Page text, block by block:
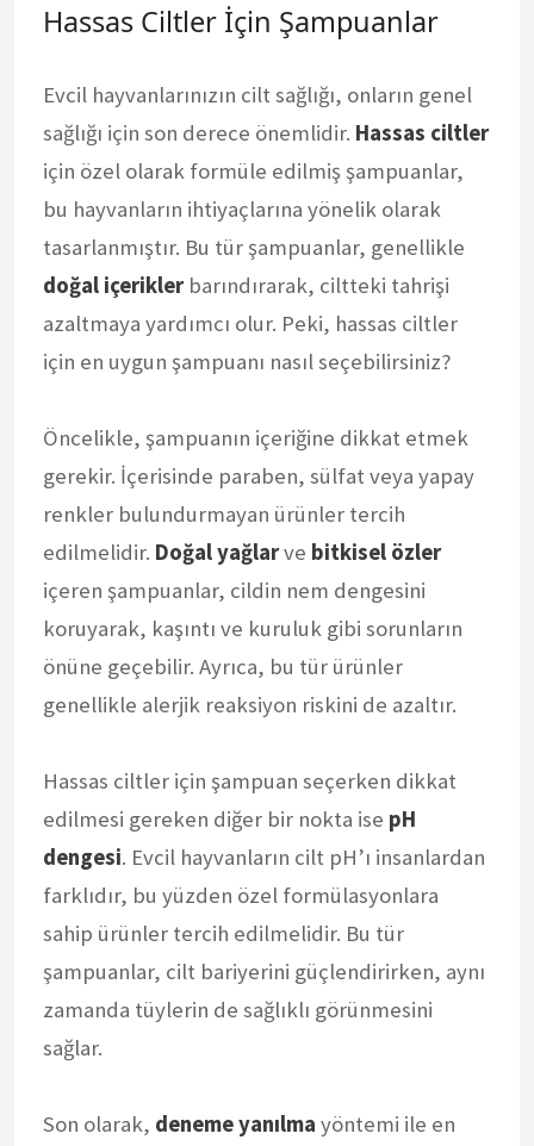
Hassas Ciltler İçin Şampuanlar
Evcil hayvanlarınızın cilt sağlığı, onların genel
sağlığı için son derece önemlidir. Hassas ciltler
için özel olarak formüle edilmiş şampuanlar,
bu hayvanların ihtiyaçlarına yönelik olarak
tasarlanmıştır. Bu tür şampuanlar, genellikle
doğal içeriklerbarındırarak, ciltteki tahrişi
azaltmaya yardımcı olur. Peki, hassas ciltler
için en uygun şampuanı nasıl seçebilirsiniz?
Öncelikle, şampuanın içeriğine dikkat etmek
gerekir. İçerisinde paraben, sülfat veya yapay
renkler bulundurmayan ürünler tercih
edilmelidir. Doğal yağlarve bitkisel özler
içeren şampuanlar, cildin nem dengesini
koruyarak, kaşıntı ve kuruluk gibi sorunların
önüne geçebilir. Ayrıca, bu tür ürünler
genellikle alerjik reaksiyon riskini de azaltır.
Hassas ciltler için şampuan seçerken dikkat
edilmesi gereken diğer bir nokta ise pH
dengesi. Evcil hayvanların cilt pH’ı insanlardan
farklıdır, bu yüzden özel formülasyonlara
sahip ürünler tercih edilmelidir. Bu tür
şampuanlar, cilt bariyerini güçlendirirken, aynı
zamanda tüylerin de sağlıklı görünmesini
sağlar.
Son olarak, deneme yanılma yöntemi ile en